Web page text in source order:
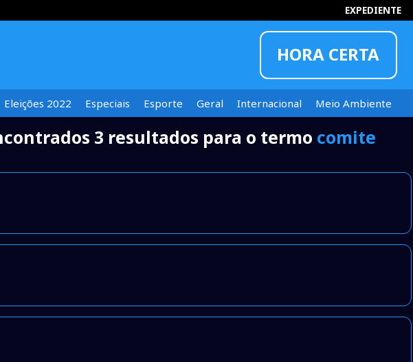
EXPEDIENTE
HORA CERTA
INFORMOU
Eleições 2022 Especiais Esporte Geral Internacional
Meio Ambiente
3 resultados para o termo comite